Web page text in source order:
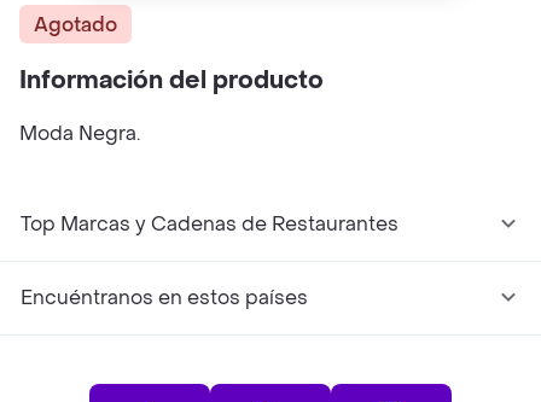
Agotado
Información del producto
Moda Negra.
Top Marcas y Cadenas de Restaurantes
Encuéntranos en estos países